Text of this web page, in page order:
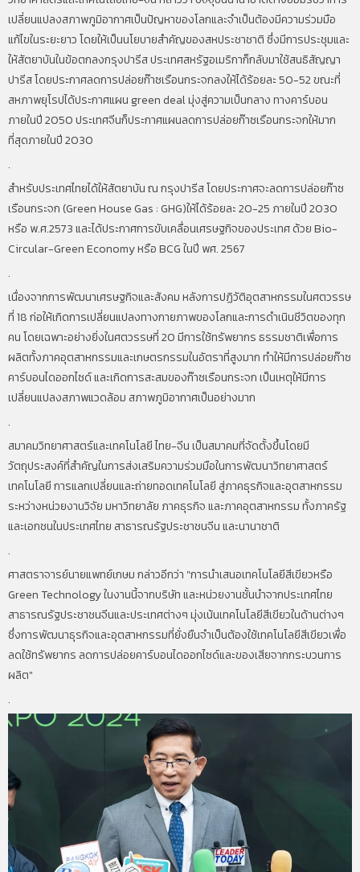
เปลี่ยนแปลงสภาพภูมิอากาศเป็นปัญหาของโลกและจำเป็นต้องมีความร่วมมือ
แก้ไขในระยะยาว โดยให้เป็นนโยบายสำคัญของสหประชาชาติ ซึ่งมีการประชุมและ
ให้สัตยาบันในข้อตกลงกรุงปารีส ประเทศสหรัฐอเมริกาก็กลับมาใช้สนธิสัญญา
ปารีส โดยประกาศลดการปล่อยก๊าซเรือนกระจกลงให้ได้ร้อยละ 50-52 ขณะที่
สหภาพยุโรปได้ประกาศแผน green deal มุ่งสู่ความเป็นกลาง ทางคาร์บอน
ภายในปี 2050 ประเทศจีนก็ประกาศแผนลดการปล่อยก๊าซเรือนกระจกให้มาก
ที่สุดภายในปี 2030
.
สำหรับประเทศไทยได้ให้สัตยาบัน ณ กรุงปารีส โดยประกาศจะลดการปล่อยก๊าซ
เรือนกระจก (Green House Gas : GHG)ให้ได้ร้อยละ 20-25 ภายในปี 2030
หรือ พ.ศ.2573 และได้ประกาศการขับเคลื่อนเศรษฐกิจของประเทศ ด้วย Bio-
Circular-Green Economy หรือ BCG ในปี พศ. 2567
.
เนื่องจากการพัฒนาเศรษฐกิจและสังคม หลังการปฏิวัติอุตสาหกรรมในศตวรรษ
ที่ 18 ก่อให้เกิดการเปลี่ยนแปลงทางกายภาพของโลกและการดำเนินชีวิตของทุก
คน โดยเฉพาะอย่างยิ่งในศตวรรษที่ 20 มีการใช้ทรัพยากร ธรรมชาติเพื่อการ
ผลิตทั้งภาคอุตสาหกรรมและเกษตรกรรมในอัตราที่สูงมาก ทำให้มีการปล่อยก๊าซ
คาร์บอนไดออกไซด์ และเกิดการสะสมของก๊าซเรือนกระจก เป็นเหตุให้มีการ
เปลี่ยนแปลงสภาพแวดล้อม สภาพภูมิอากาศเป็นอย่างมาก
.
สมาคมวิทยาศาสตร์และเทคโนโลยี ไทย-จีน เป็นสมาคมที่จัดตั้งขึ้นโดยมี
วัตถุประสงค์ที่สำคัญในการส่งเสริมความร่วมมือในการพัฒนาวิทยาศาสตร์
เทคโนโลยี การแลกเปลี่ยนและถ่ายทอดเทคโนโลยี สู่ภาคธุรกิจและอุตสาหกรรม
ระหว่างหน่วยงานวิจัย มหาวิทยาลัย ภาคธุรกิจ และภาคอุตสาหกรรม ทั้งภาครัฐ
และเอกชนในประเทศไทย สาธารณรัฐประชาชนจีน และนานาชาติ
.
ศาสตราจารย์นายแพทย์เกษม กล่าวอีกว่า "การนำเสนอเทคโนโลยีสีเขียวหรือ
Green Technology ในงานนี้จากบริษัท และหน่วยงานชั้นนำจากประเทศไทย
สาธารณรัฐประชาชนจีนและประเทศต่างๆ มุ่งเน้นเทคโนโลยีสีเขียวในด้านต่างๆ
ซึ่งการพัฒนาธุรกิจและอุตสาหกรรมที่ยั่งยืนจำเป็นต้องใช้เทคโนโลยีสีเขียวเพื่อ
ลดใช้ทรัพยากร ลดการปล่อยคาร์บอนไดออกไซด์และของเสียจากกระบวนการ
ผลิต"
.